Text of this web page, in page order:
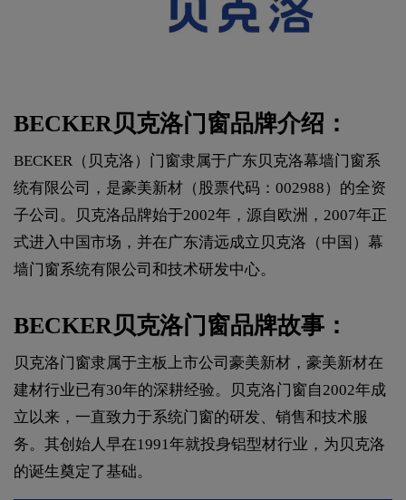
BECKER贝克洛门窗品牌介绍：
BECKER（贝克洛）门窗隶属于广东贝克洛幕墙门窗系
统有限公司，是豪美新材（股票代码：002988）的全资
子公司。贝克洛品牌始于2002年，源自欧洲，2007年正
式进入中国市场，并在广东清远成立贝克洛（中国）幕
墙门窗系统有限公司和技术研发中心。
BECKER贝克洛门窗品牌故事：
贝克洛门窗隶属于主板上市公司豪美新材，豪美新材在
建材行业已有30年的深耕经验。贝克洛门窗自2002年成
立以来，一直致力于系统门窗的研发、销售和技术服
务。其创始人早在1991年就投身铝型材行业，为贝克洛
的诞生奠定了基础。